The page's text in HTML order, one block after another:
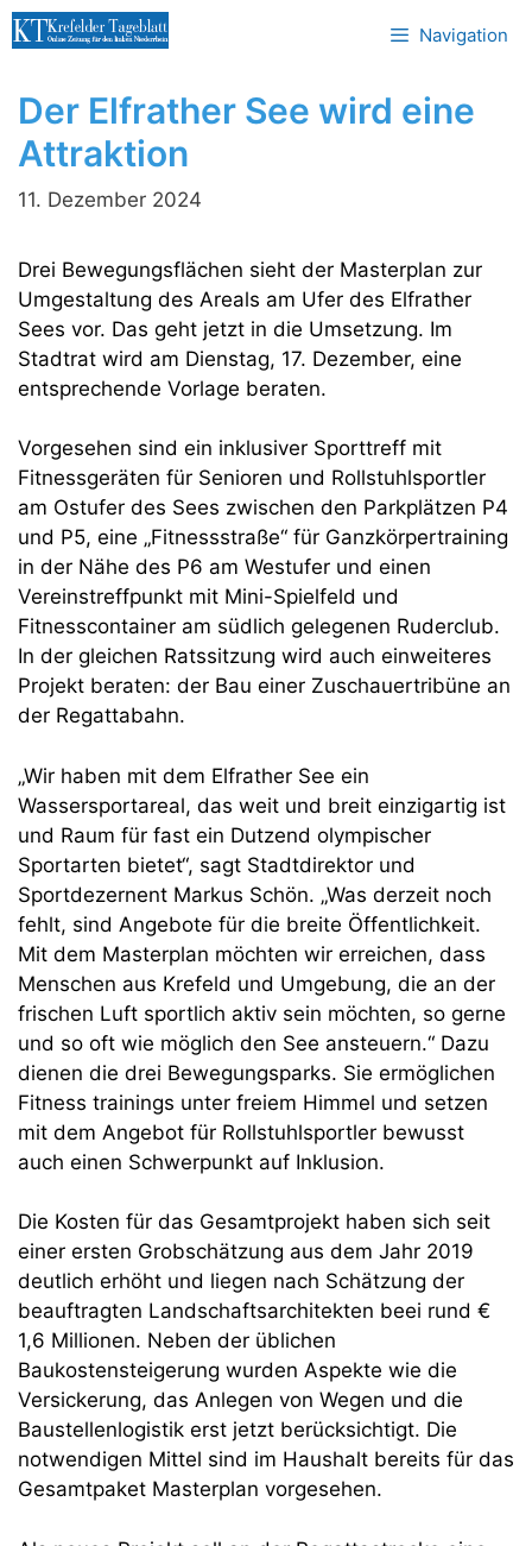
Zum
Inhalt
Navigation
Der Elfrather See wird eine
Attraktion
11. Dezember 2024
Drei Bewegungsflächen sieht der Masterplan zur
Umgestaltung des Areals am Ufer des Elfrather
Sees vor. Das geht jetzt in die Umsetzung. Im
Stadtrat wird am Dienstag, 17. Dezember, eine
entsprechende Vorlage beraten.
Vorgesehen sind ein inklusiver Sporttreff mit
Fitnessgeräten für Senioren und Rollstuhlsportler
am Ostufer des Sees zwischen den Parkplätzen P4
und P5, eine „Fitnessstraße“ für Ganzkörpertraining
in der Nähe des P6 am Westufer und einen
Vereinstreffpunkt mit Mini-Spielfeld und
Fitnesscontainer am südlich gelegenen Ruderclub.
In der gleichen Ratssitzung wird auch einweiteres
Projekt beraten: der Bau einer Zuschauertribüne an
der Regattabahn.
„Wir haben mit dem Elfrather See ein
Wassersportareal, das weit und breit einzigartig ist
und Raum für fast ein Dutzend olympischer
Sportarten bietet“, sagt Stadtdirektor und
Sportdezernent Markus Schön. „Was derzeit noch
fehlt, sind Angebote für die breite Öffentlichkeit.
Mit dem Masterplan möchten wir erreichen, dass
Menschen aus Krefeld und Umgebung, die an der
frischen Luft sportlich aktiv sein möchten, so gerne
und so oft wie möglich den See ansteuern.“ Dazu
dienen die drei Bewegungsparks. Sie ermöglichen
Fitness trainings unter freiem Himmel und setzen
mit dem Angebot für Rollstuhlsportler bewusst
auch einen Schwerpunkt auf Inklusion.
Die Kosten für das Gesamtprojekt haben sich seit
einer ersten Grobschätzung aus dem Jahr 2019
deutlich erhöht und liegen nach Schätzung der
beauftragten Landschaftsarchitekten beei rund €
1,6 Millionen. Neben der üblichen
Baukostensteigerung wurden Aspekte wie die
Versickerung, das Anlegen von Wegen und die
Baustellenlogistik erst jetzt berücksichtigt. Die
notwendigen Mittel sind im Haushalt bereits für das
Gesamtpaket Masterplan vorgesehen.